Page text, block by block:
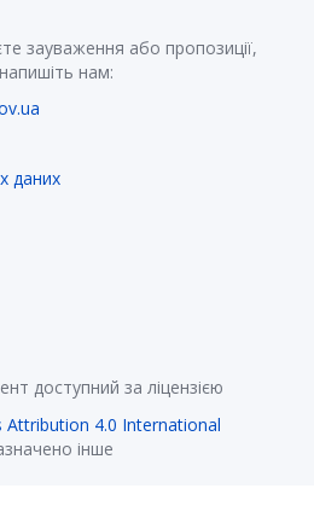
зауваження або пропозиції,
нам:
даних
доступний за ліцензією
Attribution 4.0 International
інше